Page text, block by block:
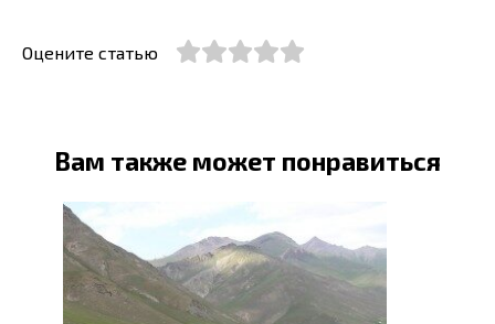
Оцените статью
Вам также может понравиться